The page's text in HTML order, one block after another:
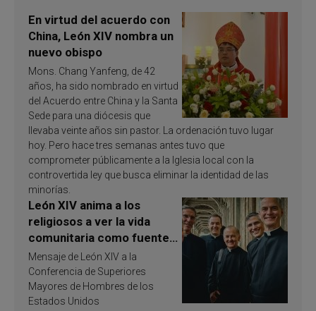
En virtud del acuerdo con
China, León XIV nombra un
nuevo obispo
Mons. Chang Yanfeng, de 42
años, ha sido nombrado en virtud
del Acuerdo entre China y la Santa
Sede para una diócesis que
llevaba veinte años sin pastor. La ordenación tuvo lugar
hoy. Pero hace tres semanas antes tuvo que
comprometer públicamente a la Iglesia local con la
controvertida ley que busca eliminar la identidad de las
minorías.
León XIV anima a los
religiosos a ver la vida
comunitaria como fuente
de inspiración y
santificación
Mensaje de León XIV a la
Conferencia de Superiores
Mayores de Hombres de los
Estados Unidos